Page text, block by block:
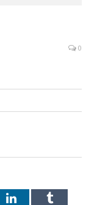
0
LinkedInTumblr